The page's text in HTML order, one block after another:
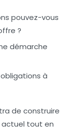
pouvez-vous
?
démarche
à
de construire
tout en